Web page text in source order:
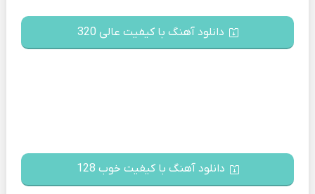
دانلود آهنگ با کیفیت عالی 320
دانلود آهنگ با کیفیت خوب 128